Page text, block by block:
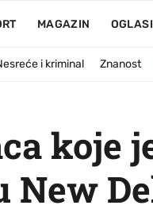
MAGAZIN OGLASI
i kriminal Znanost
koje
New